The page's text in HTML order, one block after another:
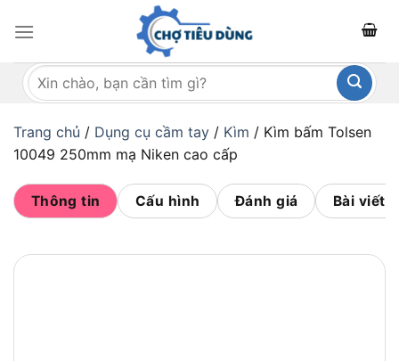
qua
dungTìm
kiếm:
Trang chủ / Dụng cụ cầm tay / Kìm / Kìm bấm Tolsen
10049 250mm mạ Niken cao cấp
Thông tin Cấu hình Đánh giá Bài viết